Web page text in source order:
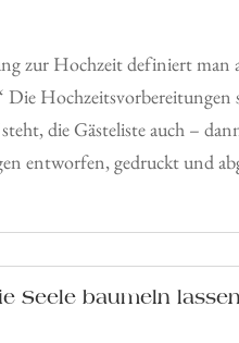
zur Hochzeit definiert man
Die
die Gästeliste auch –
entworfen, gedruckt und
Seele baumeln